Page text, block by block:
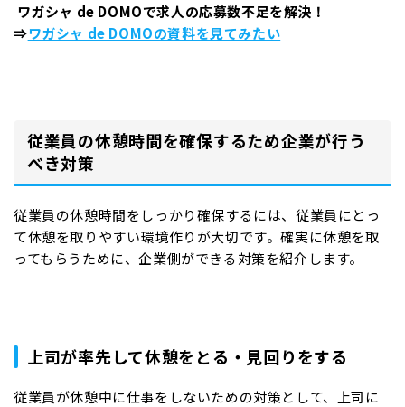
ワガシャ de DOMOで求人の応募数不足を解決！
⇒ワガシャ de DOMOの資料を見てみたい
従業員の休憩時間を確保するため企業が行う
べき対策
従業員の休憩時間をしっかり確保するには、従業員にとっ
て休憩を取りやすい環境作りが大切です。確実に休憩を取
ってもらうために、企業側ができる対策を紹介します。
上司が率先して休憩をとる・見回りをする
従業員が休憩中に仕事をしないための対策として、上司に